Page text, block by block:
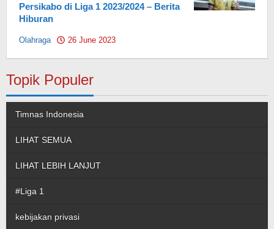
Persikabo di Liga 1 2023/2024 – Berita
Hiburan
Olahraga 26 June 2023
Topik Populer
Timnas Indonesia
LIHAT SEMUA
LIHAT LEBIH LANJUT
#Liga 1
kebijakan privasi